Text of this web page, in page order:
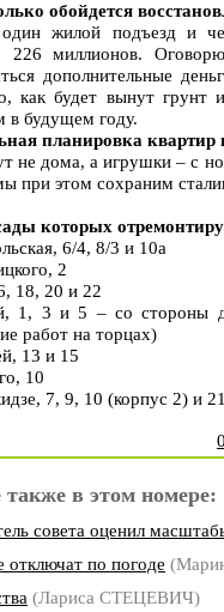
обойдется
жилой подъезд и
226 миллионов.
дополнительные
как будет вынут
в будущем году.
планировка квартир
не дома, а игрушки – с
при этом сохраним
которых
6/4, 8/3 и 10а
2
18, 20 и 22
1, 3 и 5 – со стороны
работ на торцах)
13 и 15
10
7, 9, 10 (корпус 2) и
0
также в этом номере:
совета оценил
отключат по погоде
(Лариса СТЕЦЕВИЧ)